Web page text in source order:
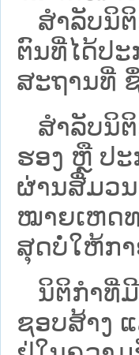
ສຳລັບນິ​ຕິ​
ຕົນທີ່ໄດ້ປ
ສະຖານທີ່
ສໍາລັບນິຕິ
ຮອງ ຫຼື ປະ
ຜ່ານສື່ມວ
ໝາຍ​ເຫດ​
ສຸດບໍ່ໃຫ້ກ
ນິ​ຕິ​ກຳ​ທີ່​
ຊອບ​ສ້າງ